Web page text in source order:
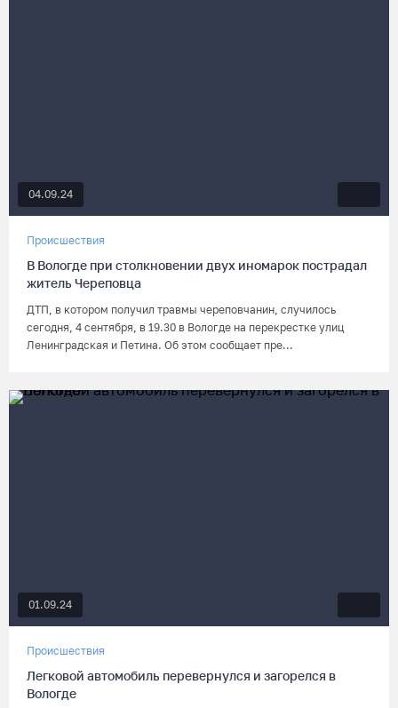
04.09.24
Происшествия
В Вологде при столкновении двух иномарок пострадал
житель Череповца
ДТП, в котором получил травмы череповчанин, случилось
сегодня, 4 сентября, в 19.30 в Вологде на перекрестке улиц
Ленинградская и Петина. Об этом сообщает пре...
01.09.24
Происшествия
Легковой автомобиль перевернулся и загорелся в
Вологде